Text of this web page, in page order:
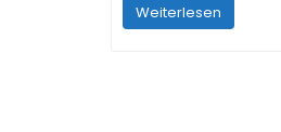
Weiterlesen